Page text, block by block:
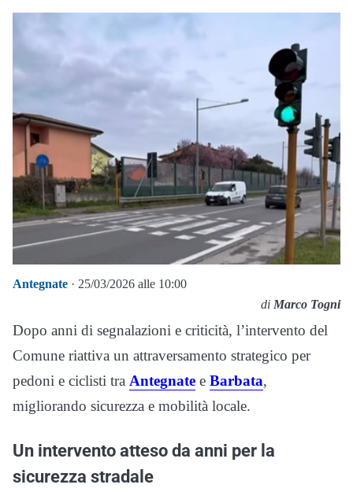
Antegnate · 25/03/2026 alle 10:00
di Marco Togni
Dopo anni di segnalazioni e criticità, l’intervento del
Comune riattiva un attraversamento strategico per
pedoni e ciclisti tra Antegnate e Barbata,
migliorando sicurezza e mobilità locale.
Un intervento atteso da anni per la
sicurezza stradale